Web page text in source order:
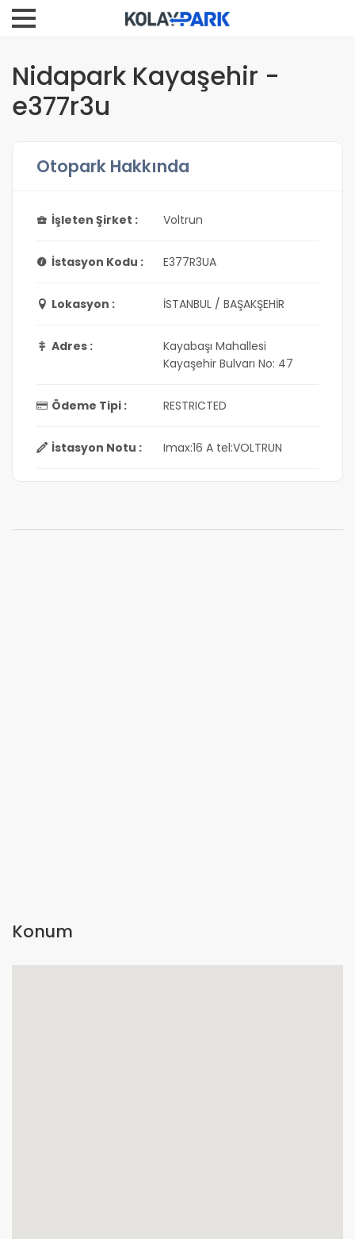
Nidapark Kayaşehir -
e377r3u
Otopark Hakkında
İşleten Şirket : Voltrun
İstasyon Kodu : E377R3UA
Lokasyon : İSTANBUL / BAŞAKŞEHİR
Adres :
Kayabaşı Mahallesi
Kayaşehir Bulvarı No: 47
Ödeme Tipi : RESTRICTED
İstasyon Notu : Imax:16 A tel:VOLTRUN
Konum